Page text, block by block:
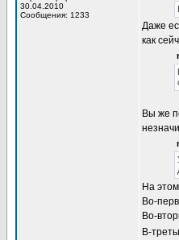
30.04.2010
Сообщения: 1233
Даже
как
Вы же
На
Во-
Во-
В-